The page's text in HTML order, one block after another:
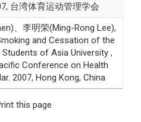
台湾体育运动管理学会
、李明荣(Ming-Rong Lee),
and Cessation of the
Students of Asia University ,
Conference on Health
2007, Hong Kong, China
this page